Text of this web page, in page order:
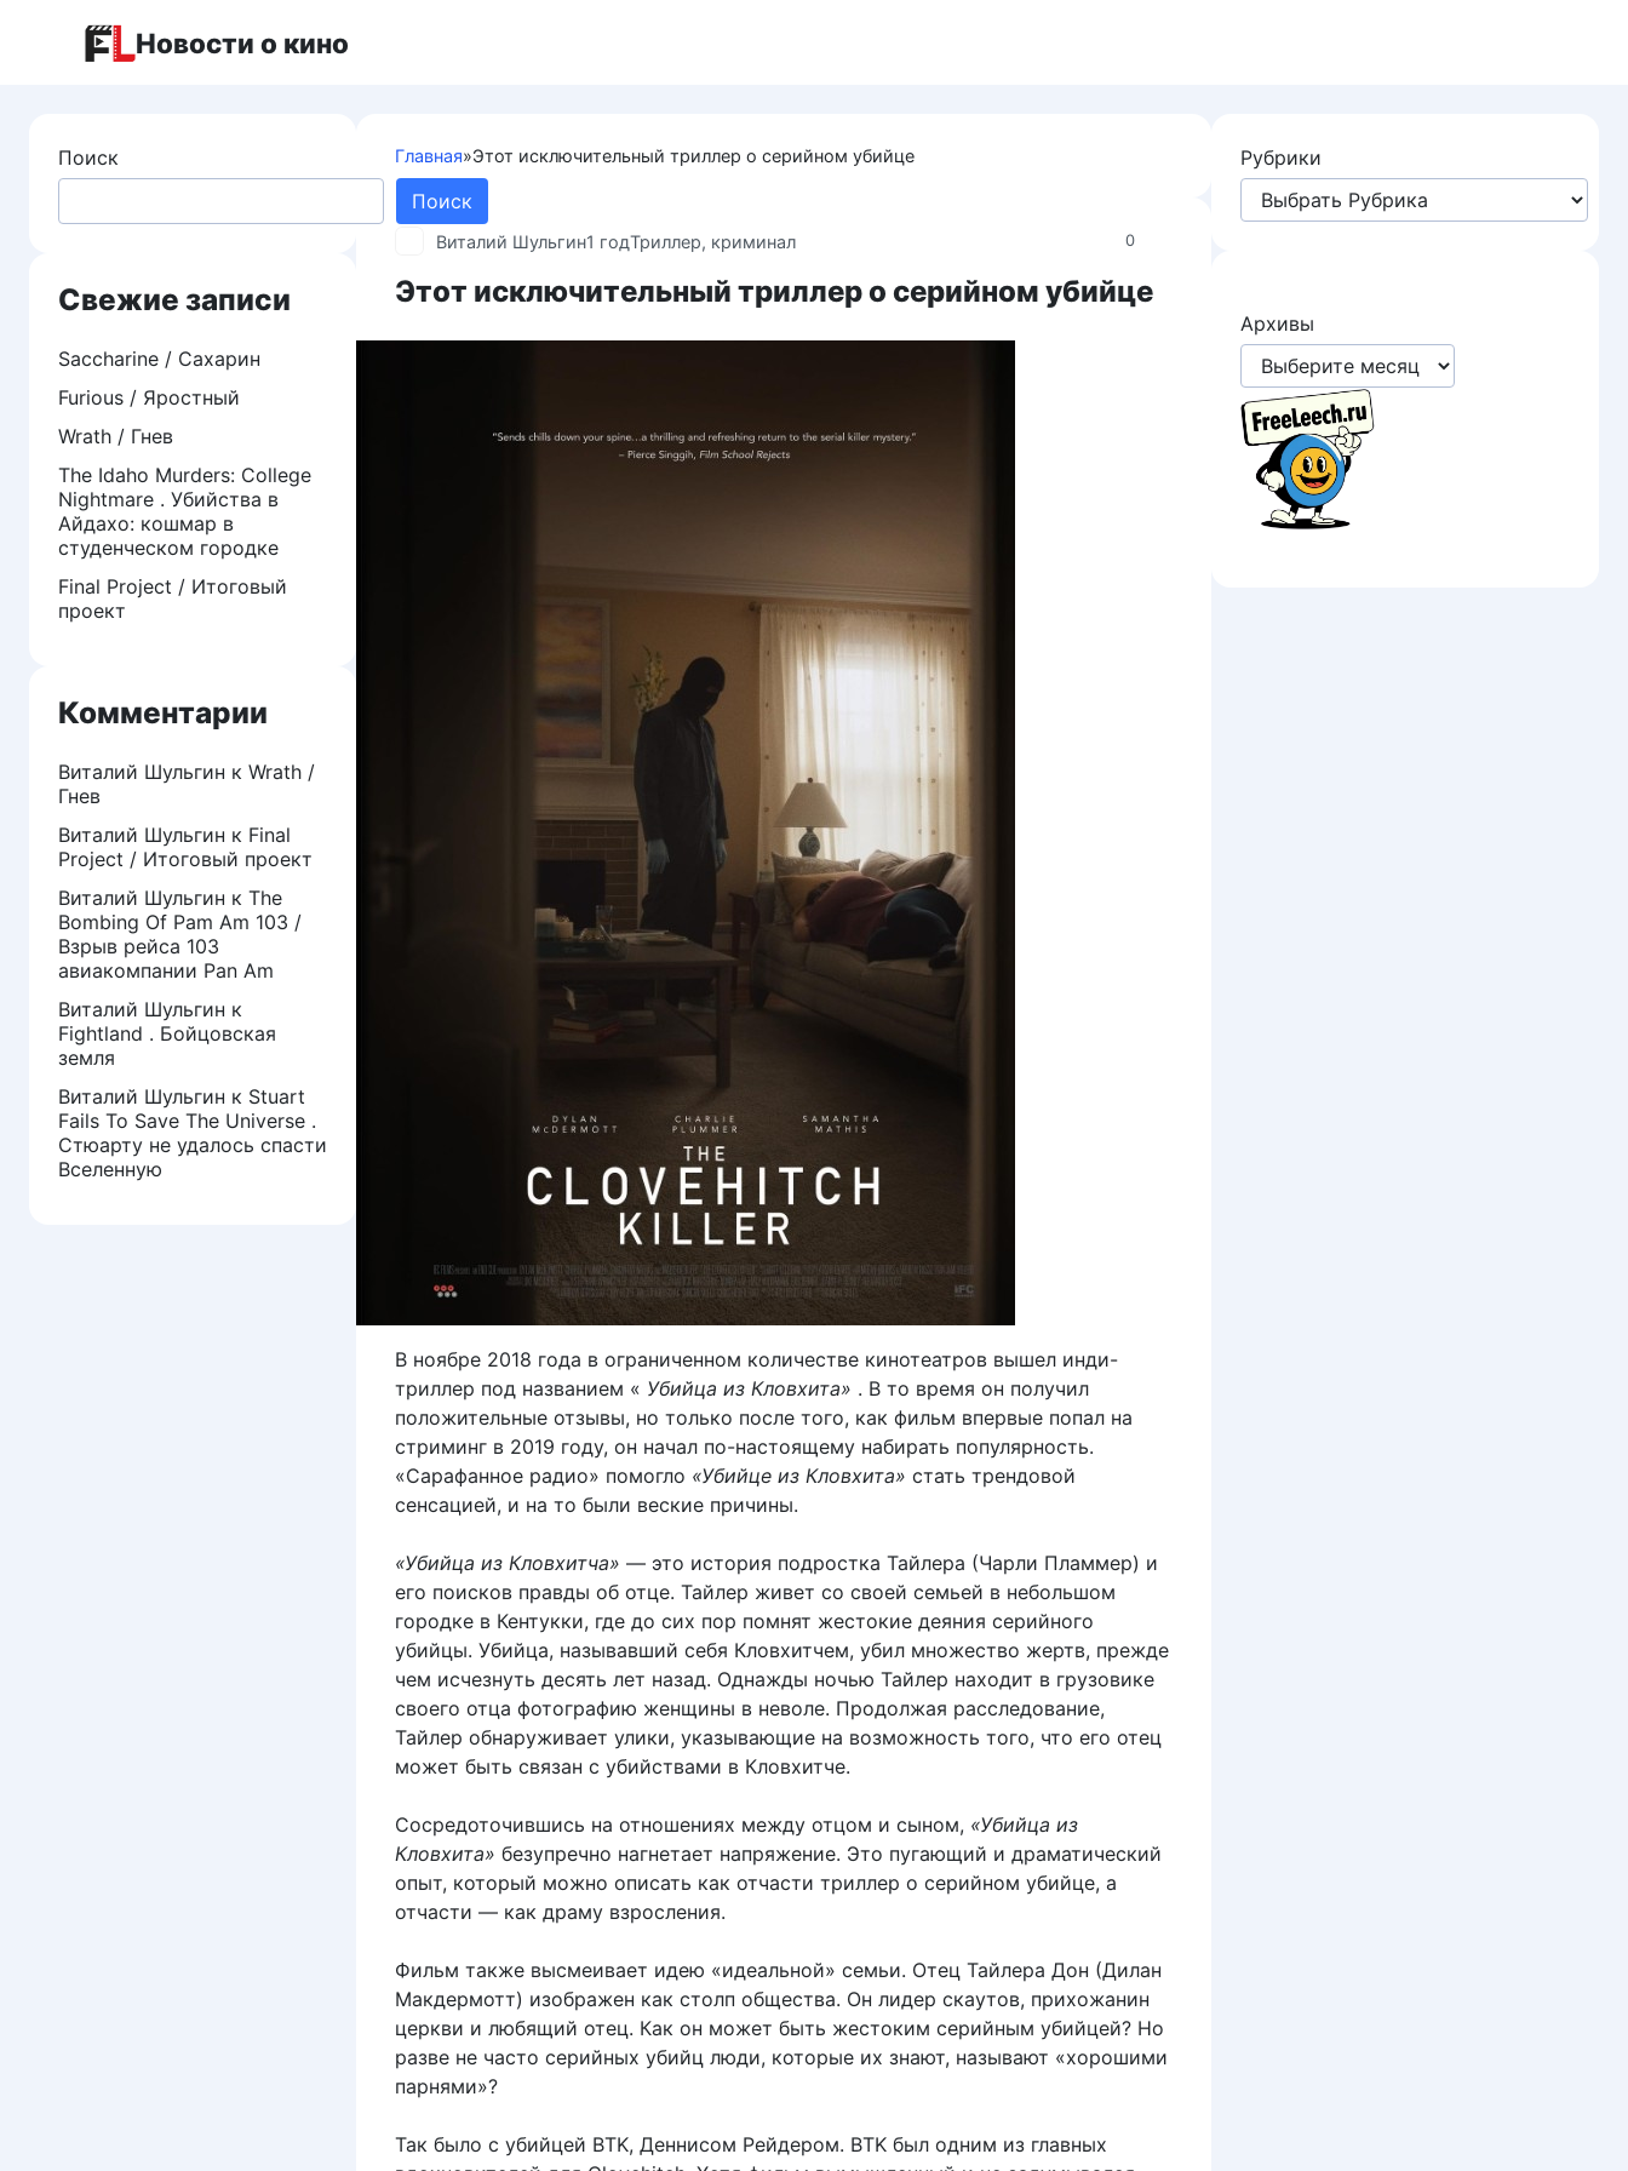
Новости о кино
Главная»Этот исключительный триллер о серийном убийце
0
Виталий Шульгин1 годТриллер, криминал
Этот исключительный триллер о серийном убийце
В ноябре 2018 года в ограниченном количестве кинотеатров вышел инди-
триллер под названием « Убийца из Кловхита» . В то время он получил
положительные отзывы, но только после того, как фильм впервые попал на
стриминг в 2019 году, он начал по-настоящему набирать популярность.
«Сарафанное радио» помогло «Убийце из Кловхита» стать трендовой
сенсацией, и на то были веские причины.
«Убийца из Кловхитча» — это история подростка Тайлера (Чарли Пламмер) и
его поисков правды об отце. Тайлер живет со своей семьей в небольшом
городке в Кентукки, где до сих пор помнят жестокие деяния серийного
убийцы. Убийца, называвший себя Кловхитчем, убил множество жертв, прежде
чем исчезнуть десять лет назад. Однажды ночью Тайлер находит в грузовике
своего отца фотографию женщины в неволе. Продолжая расследование,
Тайлер обнаруживает улики, указывающие на возможность того, что его отец
может быть связан с убийствами в Кловхитче.
Сосредоточившись на отношениях между отцом и сыном, «Убийца из
Кловхита» безупречно нагнетает напряжение. Это пугающий и драматический
опыт, который можно описать как отчасти триллер о серийном убийце, а
отчасти — как драму взросления.
Фильм также высмеивает идею «идеальной» семьи. Отец Тайлера Дон (Дилан
Макдермотт) изображен как столп общества. Он лидер скаутов, прихожанин
церкви и любящий отец. Как он может быть жестоким серийным убийцей? Но
разве не часто серийных убийц люди, которые их знают, называют «хорошими
парнями»?
Так было с убийцей BTK, Деннисом Рейдером. BTK был одним из главных
Поиск
Поиск
Свежие записи
Saccharine / Сахарин
Furious / Яростный
Wrath / Гнев
The Idaho Murders: College
Nightmare . Убийства в
Айдахо: кошмар в
студенческом городке
Final Project / Итоговый
проект
Комментарии
Виталий Шульгин к Wrath /
Гнев
Виталий Шульгин к Final
Project / Итоговый проект
Виталий Шульгин к The
Bombing Of Pam Am 103 /
Взрыв рейса 103
авиакомпании Pan Am
Виталий Шульгин к
Fightland . Бойцовская
земля
Виталий Шульгин к Stuart
Fails To Save The Universe .
Стюарту не удалось спасти
Вселенную
Рубрики
Архивы